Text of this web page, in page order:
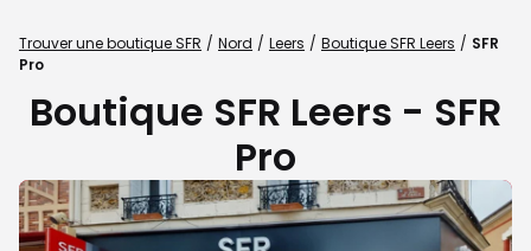
Trouver une boutique SFR Nord Leers Boutique SFR Leers
SFR
Pro
Boutique SFR Leers - SFR
Pro